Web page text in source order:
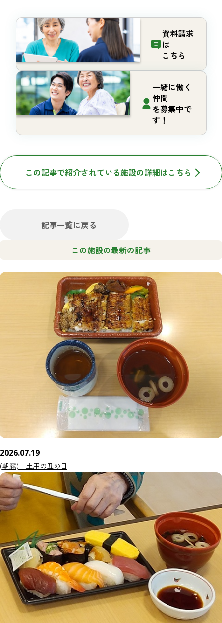
資料請求
は
こちら
一緒に働く
仲間
を募集中で
す！
この記事で紹介されている施設の詳細はこちら
記事一覧に戻る
この施設の最新の記事
2026.07.19
(朝霧) 土用の丑の日